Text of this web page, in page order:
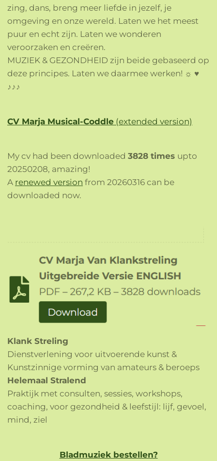
zing, dans, breng meer liefde in jezelf, je
omgeving en onze wereld. Laten we het meest
puur en echt zijn. Laten we wonderen
veroorzaken en creëren.
MUZIEK & GEZONDHEID zijn beide gebaseerd op
deze principes. Laten we daarmee werken! ☼ ♥
♪♪♪
CV Marja Musical-Coddle (extended version)
My cv had been downloaded 3828 times upto
20250208, amazing!
A renewed version from 20260316 can be
downloaded now.
Klank Streling
Dienstverlening voor uitvoerende kunst &
Kunstzinnige vorming van amateurs & beroeps
Helemaal Stralend
Praktijk met consulten, sessies, workshops,
coaching, voor gezondheid & leefstijl: lijf, gevoel,
mind, ziel
Bladmuziek bestellen?